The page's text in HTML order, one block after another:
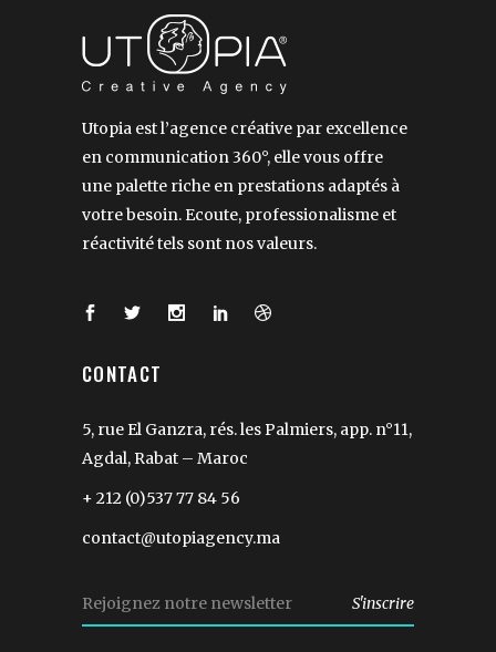
Utopia est l’agence créative par excellence
en communication 360°, elle vous offre
une palette riche en prestations adaptés à
votre besoin. Ecoute, professionalisme et
réactivité tels sont nos valeurs.
CONTACT
5, rue El Ganzra, rés. les Palmiers, app. n°11,
Agdal, Rabat – Maroc
+ 212 (0)537 77 84 56
contact@utopiagency.ma